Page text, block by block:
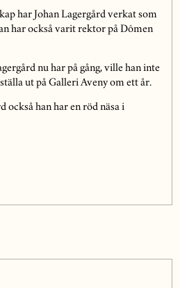
har Johan Lagergård verkat som
har också varit rektor på Dômen
nu har på gång, ville han inte
ut på Galleri Aveny om ett år.
också han har en röd näsa i